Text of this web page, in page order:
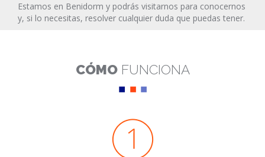
Estamos en Benidorm y podrás visitarnos para conocernos
y, si lo necesitas, resolver cualquier duda que puedas tener.
CÓMOFUNCIONA